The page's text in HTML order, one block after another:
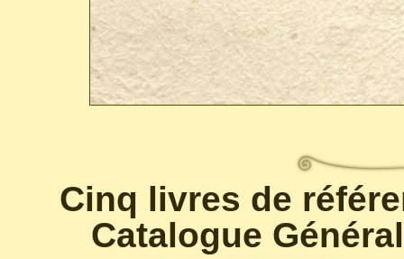
Cinq livres de
Catalogue